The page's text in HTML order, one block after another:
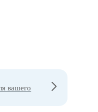
вашего